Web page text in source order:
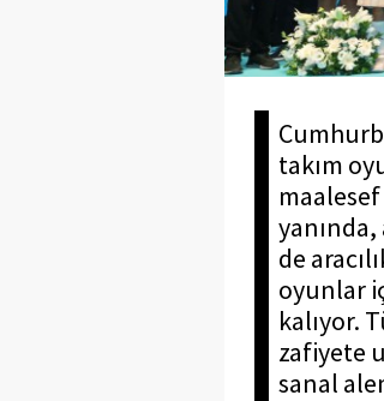
takım
yanında,
de
oyunlar
kalıyor.
zafiyete
sanal